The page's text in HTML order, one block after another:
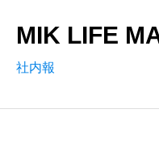
MIK LIFE
社内報